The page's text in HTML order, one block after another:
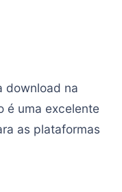
download na
é uma excelente
as plataformas